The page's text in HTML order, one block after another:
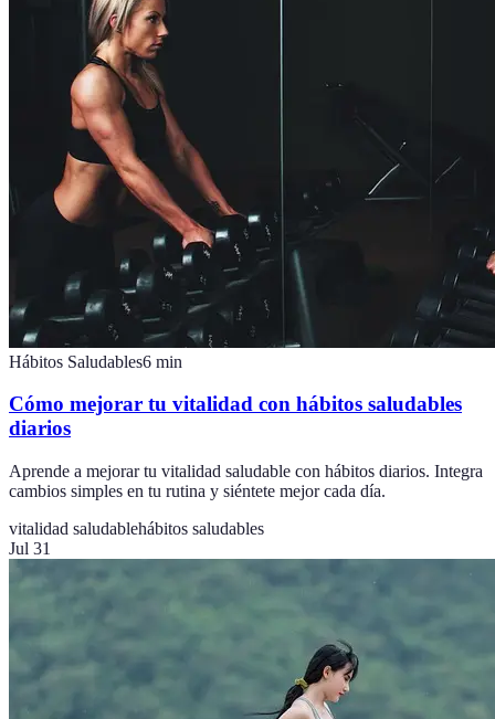
Hábitos Saludables6 min
Cómo mejorar tu vitalidad con hábitos saludables
diarios
Aprende a mejorar tu vitalidad saludable con hábitos diarios. Integra
cambios simples en tu rutina y siéntete mejor cada día.
vitalidad saludablehábitos saludables
Jul 31